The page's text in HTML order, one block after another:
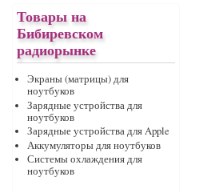
Товары на
Бибиревском
радиорынке
Экраны (матрицы) для
ноутбуков
Зарядные устройства для
ноутбуков
Зарядные устройства для Apple
Аккумуляторы для ноутбуков
Системы охлаждения для
ноутбуков